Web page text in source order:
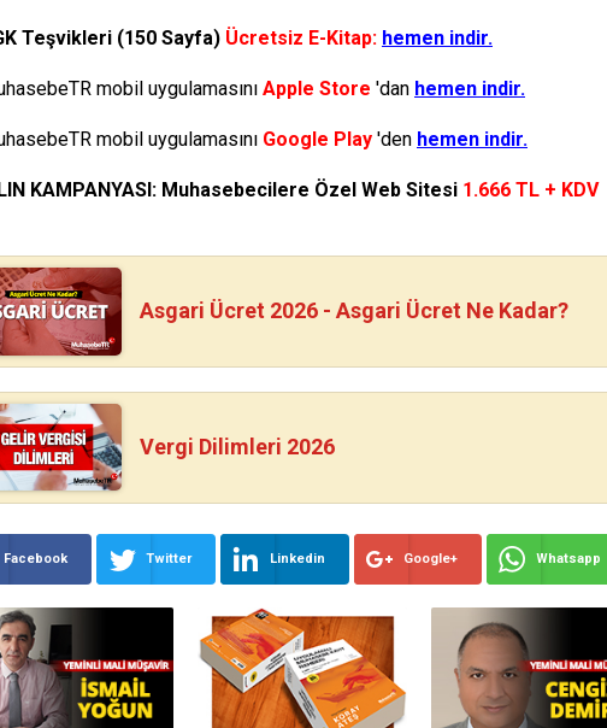
Teşvikleri (150 Sayfa) Ücretsiz E-Kitap: hemen indir.
mobil uygulamasını Apple Store 'dan hemen indir.
mobil uygulamasını Google Play 'den hemen indir.
KAMPANYASI: Muhasebecilere Özel Web Sitesi 1.666 TL + KDV
Asgari Ücret 2026 - Asgari Ücret Ne Kadar?
Vergi Dilimleri 2026
Facebook Twitter Linkedin Google+ Whatsapp